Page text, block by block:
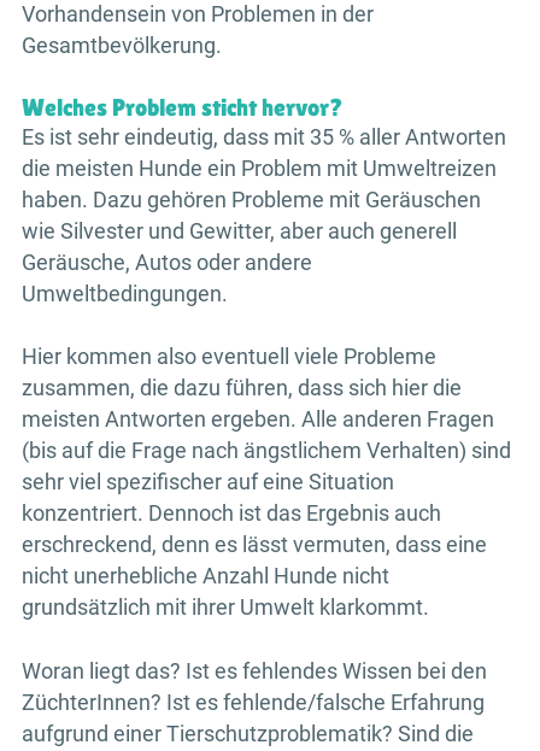
Vorhandensein von Problemen in der
Gesamtbevölkerung.
Welches Problem sticht hervor?
Es ist sehr eindeutig, dass mit 35 % aller Antworten
die meisten Hunde ein Problem mit Umweltreizen
haben. Dazu gehören Probleme mit Geräuschen
wie Silvester und Gewitter, aber auch generell
Geräusche, Autos oder andere
Umweltbedingungen.
Hier kommen also eventuell viele Probleme
zusammen, die dazu führen, dass sich hier die
meisten Antworten ergeben. Alle anderen Fragen
(bis auf die Frage nach ängstlichem Verhalten) sind
sehr viel spezifischer auf eine Situation
konzentriert. Dennoch ist das Ergebnis auch
erschreckend, denn es lässt vermuten, dass eine
nicht unerhebliche Anzahl Hunde nicht
grundsätzlich mit ihrer Umwelt klarkommt.
Woran liegt das? Ist es fehlendes Wissen bei den
ZüchterInnen? Ist es fehlende/falsche Erfahrung
aufgrund einer Tierschutzproblematik? Sind die